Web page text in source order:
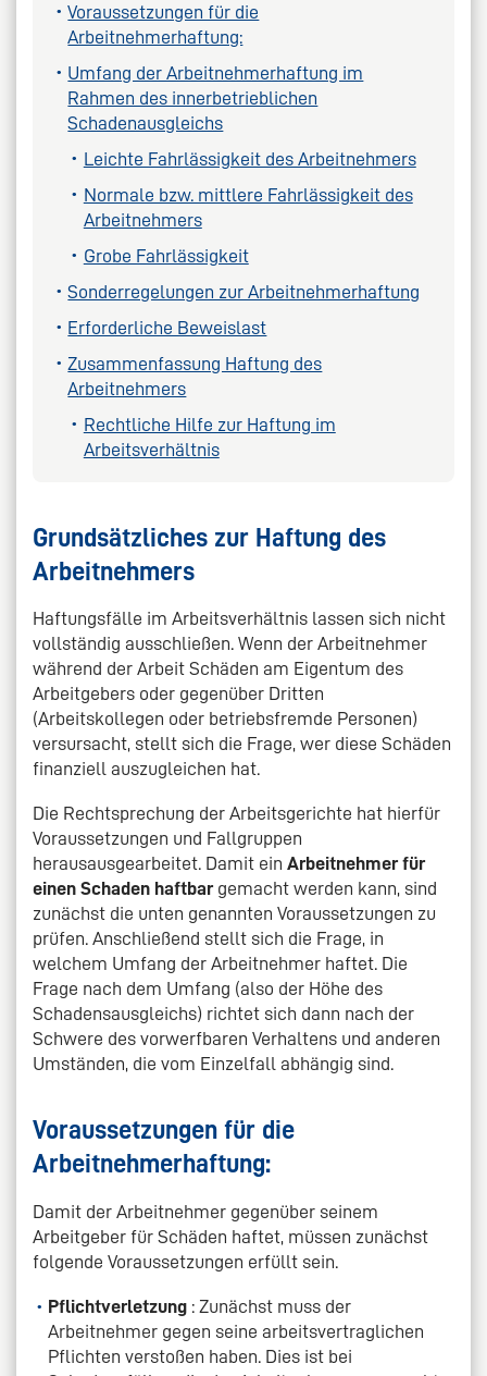
Voraussetzungen für die
Arbeitnehmerhaftung:
Umfang der Arbeitnehmerhaftung im
Rahmen des innerbetrieblichen
Schadenausgleichs
Leichte Fahrlässigkeit des Arbeitnehmers
Normale bzw. mittlere Fahrlässigkeit des
Arbeitnehmers
Grobe Fahrlässigkeit
Sonderregelungen zur Arbeitnehmerhaftung
Erforderliche Beweislast
Zusammenfassung Haftung des
Arbeitnehmers
Rechtliche Hilfe zur Haftung im
Arbeitsverhältnis
Grundsätzliches zur Haftung des
Arbeitnehmers
Haftungsfälle im Arbeitsverhältnis lassen sich nicht
vollständig ausschließen. Wenn der Arbeitnehmer
während der Arbeit Schäden am Eigentum des
Arbeitgebers oder gegenüber Dritten
(Arbeitskollegen oder betriebsfremde Personen)
versursacht, stellt sich die Frage, wer diese Schäden
finanziell auszugleichen hat.
Die Rechtsprechung der Arbeitsgerichte hat hierfür
Voraussetzungen und Fallgruppen
herausausgearbeitet. Damit ein Arbeitnehmer für
einen Schaden haftbargemacht werden kann, sind
zunächst die unten genannten Voraussetzungen zu
prüfen. Anschließend stellt sich die Frage, in
welchem Umfang der Arbeitnehmer haftet. Die
Frage nach dem Umfang (also der Höhe des
Schadensausgleichs) richtet sich dann nach der
Schwere des vorwerfbaren Verhaltens und anderen
Umständen, die vom Einzelfall abhängig sind.
Voraussetzungen für die
Arbeitnehmerhaftung:
Damit der Arbeitnehmer gegenüber seinem
Arbeitgeber für Schäden haftet, müssen zunächst
folgende Voraussetzungen erfüllt sein.
Pflichtverletzung : Zunächst muss der
Arbeitnehmer gegen seine arbeitsvertraglichen
Pflichten verstoßen haben. Dies ist bei